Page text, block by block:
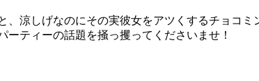
、涼しげなのにその実彼女をアツくするチョコ
ティーの話題を掻っ攫ってくださいませ！